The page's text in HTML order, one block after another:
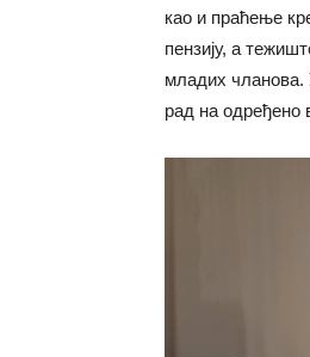
као и праћење
пензију, а
младих чланова.
рад на одређено